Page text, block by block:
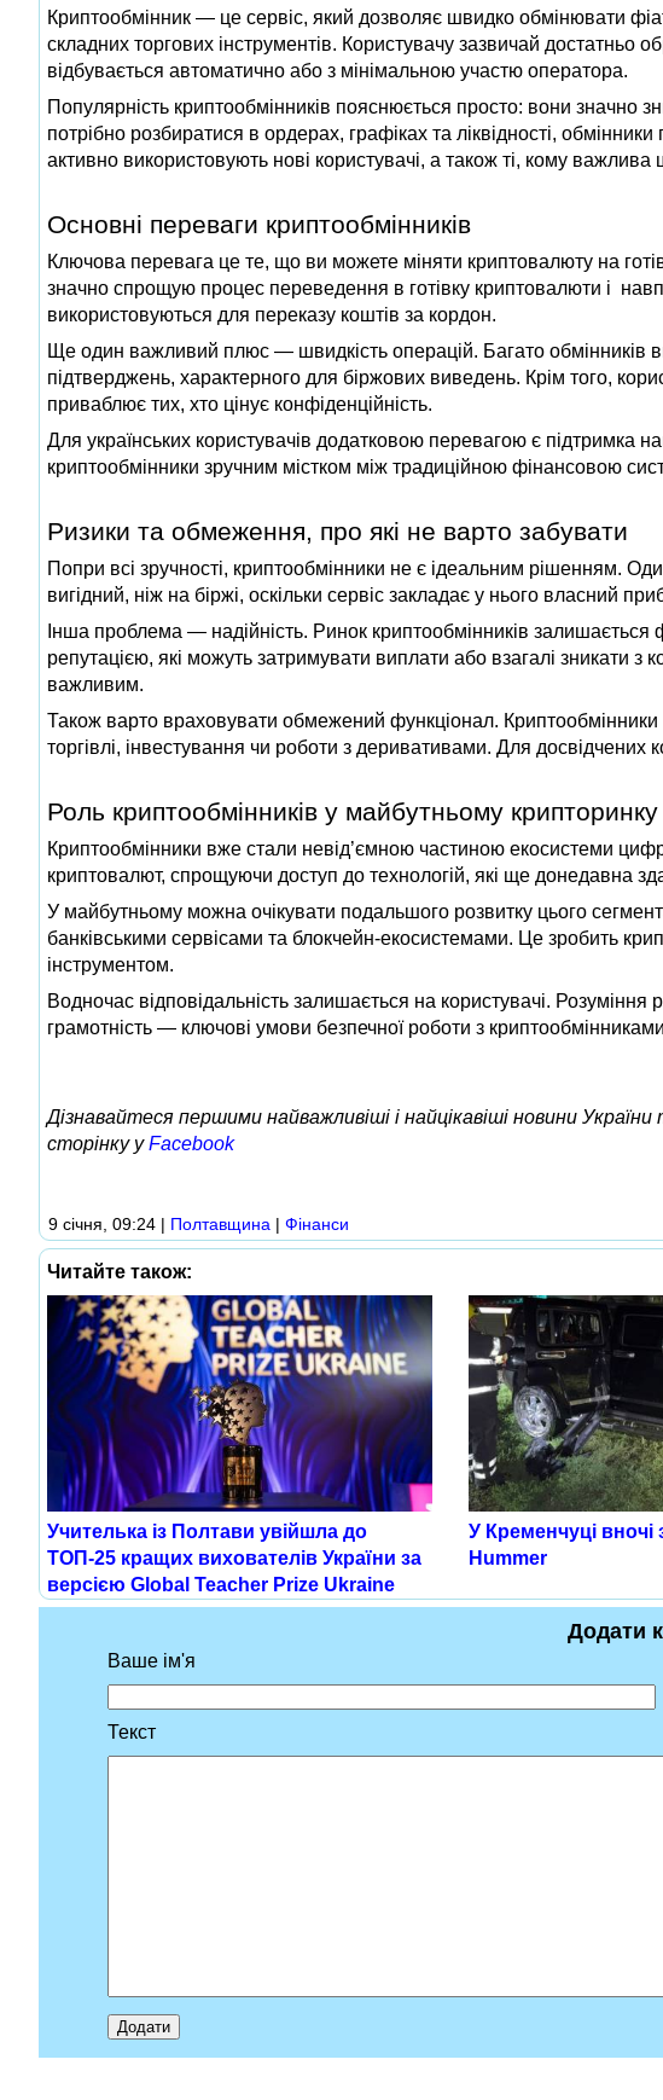
Криптообмінник — це сервіс, який дозволяє швидко обмінювати
складних торгових інструментів. Користувачу зазвичай достатньо
відбувається автоматично або з мінімальною участю оператора.
Популярність криптообмінників пояснюється просто: вони значно
потрібно розбиратися в ордерах, графіках та ліквідності,
активно використовують нові користувачі, а також ті, кому важлива
Основні переваги криптообмінників
Ключова перевага це те, що ви можете міняти криптовалюту на
значно спрощую процес переведення в готівку криптовалюти і
використовуються для переказу коштів за кордон.
Ще один важливий плюс — швидкість операцій. Багато обмінників
підтверджень, характерного для біржових виведень. Крім того,
приваблює тих, хто цінує конфіденційність.
Для українських користувачів додатковою перевагою є підтримка
криптообмінники зручним містком між традиційною фінансовою
Ризики та обмеження, про які не варто забувати
Попри всі зручності, криптообмінники не є ідеальним рішенням.
вигідний, ніж на біржі, оскільки сервіс закладає у нього власний
Інша проблема — надійність. Ринок криптообмінників
репутацією, які можуть затримувати виплати або взагалі зникати з
важливим.
Також варто враховувати обмежений функціонал. Криптообмінники
торгівлі, інвестування чи роботи з деривативами. Для досвідчених
Роль криптообмінників у майбутньому крипторинку
Криптообмінники вже стали невід’ємною частиною екосистеми
криптовалют, спрощуючи доступ до технологій, які ще донедавна
У майбутньому можна очікувати подальшого розвитку цього
банківськими сервісами та блокчейн-екосистемами. Це зробить
інструментом.
Водночас відповідальність залишається на користувачі. Розуміння
грамотність — ключові умови безпечної роботи з
Дізнавайтеся першими найважливіші і найцікавіші новини
сторінку уFacebook
9 січня, 09:24 | Полтавщина | Фінанси
Читайте також:
Учителька із Полтави увійшла до
ТОП-25 кращих вихователів України за
версією Global Teacher Prize Ukraine
У Кременчуці вночі
Hummer
Додати
Ваше ім'я
Текст